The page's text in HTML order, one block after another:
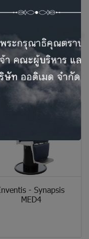
รวจวินิจฉัยทางคลินิก
- Synapsis
MED4